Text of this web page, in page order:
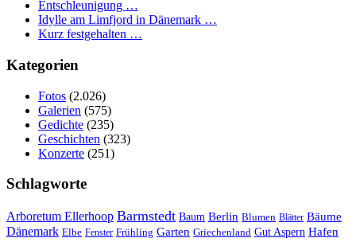
Entschleunigung …
Idylle am Limfjord in Dänemark …
Kurz festgehalten …
Kategorien
Fotos (2.026)
Galerien (575)
Gedichte (235)
Geschichten (323)
Konzerte (251)
Schlagworte
Arboretum Ellerhoop Barmstedt Baum Berlin Blumen Blätter Bäume
Dänemark Elbe Fenster Frühling Garten Griechenland Gut Aspern Hafen